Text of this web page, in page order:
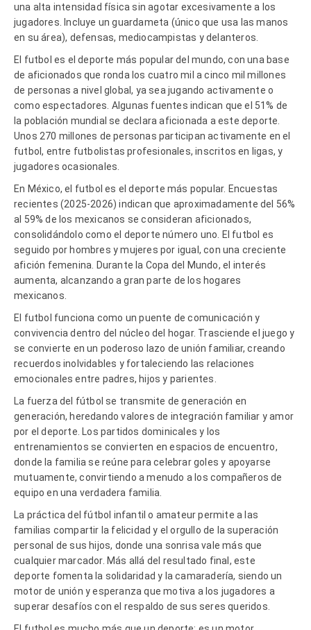
una alta intensidad física sin agotar excesivamente a los
jugadores. Incluye un guardameta (único que usa las manos
en su área), defensas, mediocampistas y delanteros.
El futbol es el deporte más popular del mundo, con una base
de aficionados que ronda los cuatro mil a cinco mil millones
de personas a nivel global, ya sea jugando activamente o
como espectadores. Algunas fuentes indican que el 51% de
la población mundial se declara aficionada a este deporte.
Unos 270 millones de personas participan activamente en el
futbol, entre futbolistas profesionales, inscritos en ligas, y
jugadores ocasionales.
En México, el futbol es el deporte más popular. Encuestas
recientes (2025-2026) indican que aproximadamente del 56%
al 59% de los mexicanos se consideran aficionados,
consolidándolo como el deporte número uno. El futbol es
seguido por hombres y mujeres por igual, con una creciente
afición femenina. Durante la Copa del Mundo, el interés
aumenta, alcanzando a gran parte de los hogares
mexicanos.
El futbol funciona como un puente de comunicación y
convivencia dentro del núcleo del hogar. Trasciende el juego y
se convierte en un poderoso lazo de unión familiar, creando
recuerdos inolvidables y fortaleciendo las relaciones
emocionales entre padres, hijos y parientes.
La fuerza del fútbol se transmite de generación en
generación, heredando valores de integración familiar y amor
por el deporte. Los partidos dominicales y los
entrenamientos se convierten en espacios de encuentro,
donde la familia se reúne para celebrar goles y apoyarse
mutuamente, convirtiendo a menudo a los compañeros de
equipo en una verdadera familia.
La práctica del fútbol infantil o amateur permite a las
familias compartir la felicidad y el orgullo de la superación
personal de sus hijos, donde una sonrisa vale más que
cualquier marcador. Más allá del resultado final, este
deporte fomenta la solidaridad y la camaradería, siendo un
motor de unión y esperanza que motiva a los jugadores a
superar desafíos con el respaldo de sus seres queridos.